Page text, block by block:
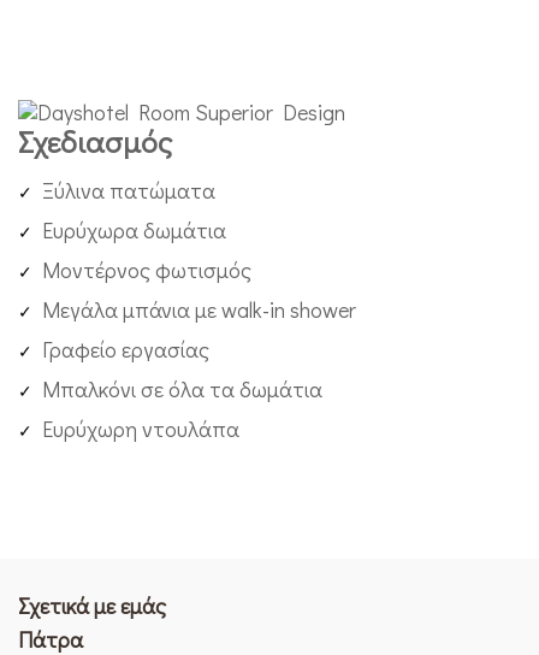
Σχεδιασμός
Ξύλινα πατώματα
Ευρύχωρα δωμάτια
Μοντέρνος φωτισμός
Μεγάλα μπάνια με walk-in shower
Γραφείο εργασίας
Μπαλκόνι σε όλα τα δωμάτια
Ευρύχωρη ντουλάπα
Σχετικά με εμάς
Πάτρα